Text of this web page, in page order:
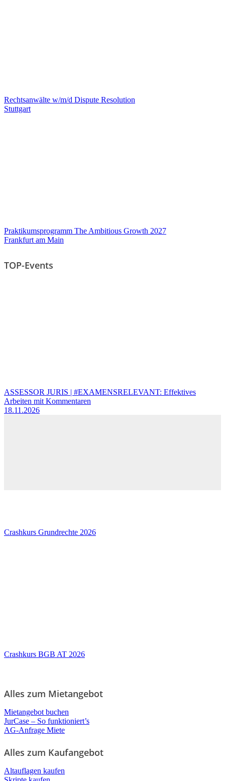
Rechtsanwälte w/m/d Dispute Resolution
Stuttgart
Praktikumsprogramm The Ambitious Growth 2027
Frankfurt am Main
TOP-Events
ASSESSOR JURIS | #EXAMENSRELEVANT: Effektives
Arbeiten mit Kommentaren
18.11.2026
Crashkurs Grundrechte 2026
Crashkurs BGB AT 2026
Alles zum Mietangebot
Mietangebot buchen
JurCase – So funktioniert’s
AG-Anfrage Miete
Alles zum Kaufangebot
Altauflagen kaufen